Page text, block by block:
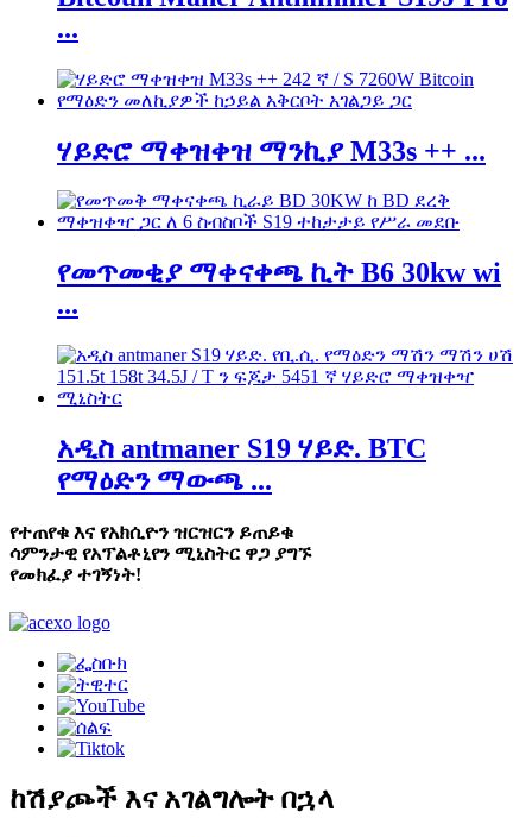
...
ሃይድሮ ማቀዝቀዝ ማንኪያ M33s ++ ...
የመጥመቂያ ማቀናቀጫ ኪት B6 30kw wi
...
አዲስ antmaner S19 ሃይድ. BTC
የማዕድን ማውጫ ...
የተጠየቁ እና የአክሲዮን ዝርዝርን ይጠይቁ
ሳምንታዊ የአፕልቶኒየን ሚኒስትር ዋጋ ያግኙ
የመክፈያ ተገኝነት!
ከሽያጮች እና አገልግሎት በኋላ